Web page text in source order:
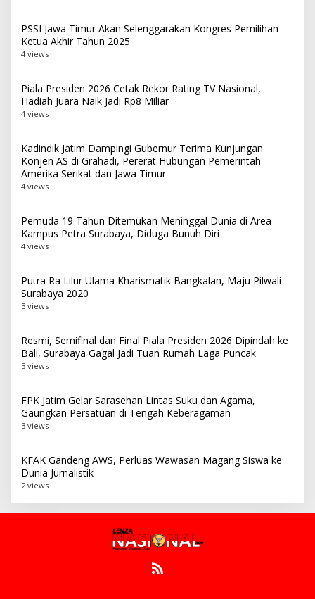
PSSI Jawa Timur Akan Selenggarakan Kongres Pemilihan
Ketua Akhir Tahun 2025
4 views
Piala Presiden 2026 Cetak Rekor Rating TV Nasional,
Hadiah Juara Naik Jadi Rp8 Miliar
4 views
Kadindik Jatim Dampingi Gubernur Terima Kunjungan
Konjen AS di Grahadi, Pererat Hubungan Pemerintah
Amerika Serikat dan Jawa Timur
4 views
Pemuda 19 Tahun Ditemukan Meninggal Dunia di Area
Kampus Petra Surabaya, Diduga Bunuh Diri
4 views
Putra Ra Lilur Ulama Kharismatik Bangkalan, Maju Pilwali
Surabaya 2020
3 views
Resmi, Semifinal dan Final Piala Presiden 2026 Dipindah ke
Bali, Surabaya Gagal Jadi Tuan Rumah Laga Puncak
3 views
FPK Jatim Gelar Sarasehan Lintas Suku dan Agama,
Gaungkan Persatuan di Tengah Keberagaman
3 views
KFAK Gandeng AWS, Perluas Wawasan Magang Siswa ke
Dunia Jurnalistik
2 views